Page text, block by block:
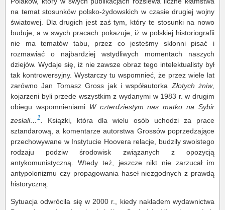
na temat stosunków polsko-żydowskich w czasie drugiej wojny
światowej. Dla drugich jest zaś tym, który te stosunki na nowo
buduje, a w swych pracach pokazuje, iż w polskiej historiografii
nie ma tematów tabu, przez co jesteśmy skłonni pisać i
rozmawiać o najbardziej wstydliwych momentach naszych
dziejów. Wydaje się, iż nie zawsze obraz tego intelektualisty był
tak kontrowersyjny. Wystarczy tu wspomnieć, że przez wiele lat
zarówno Jan Tomasz Gross jak i współautorka Złotych żniw,
kojarzeni byli przede wszystkim z wydanymi w 1983 r. w drugim
obiegu wspomnieniami W czterdziestym nas matko na Sybir
zesłali… 1
Książki, która dla wielu osób uchodzi za prace
sztandarową, a komentarze autorstwa Grossów poprzedzające
przechowywane w Instytucie Hoovera relacje, budziły swoistego
rodzaju podziw środowisk związanych z opozycją
antykomunistyczną. Wtedy też, jeszcze nikt nie zarzucał im
antypolonizmu czy propagowania haseł niezgodnych z prawdą
historyczną.
Sytuacja odwróciła się w 2000 r., kiedy nakładem wydawnictwa